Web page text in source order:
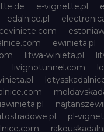
e-vignette.pl
edalnice.pl
ewinieta.pl
litwa-winieta.pl
livignotunnel.com
pl-